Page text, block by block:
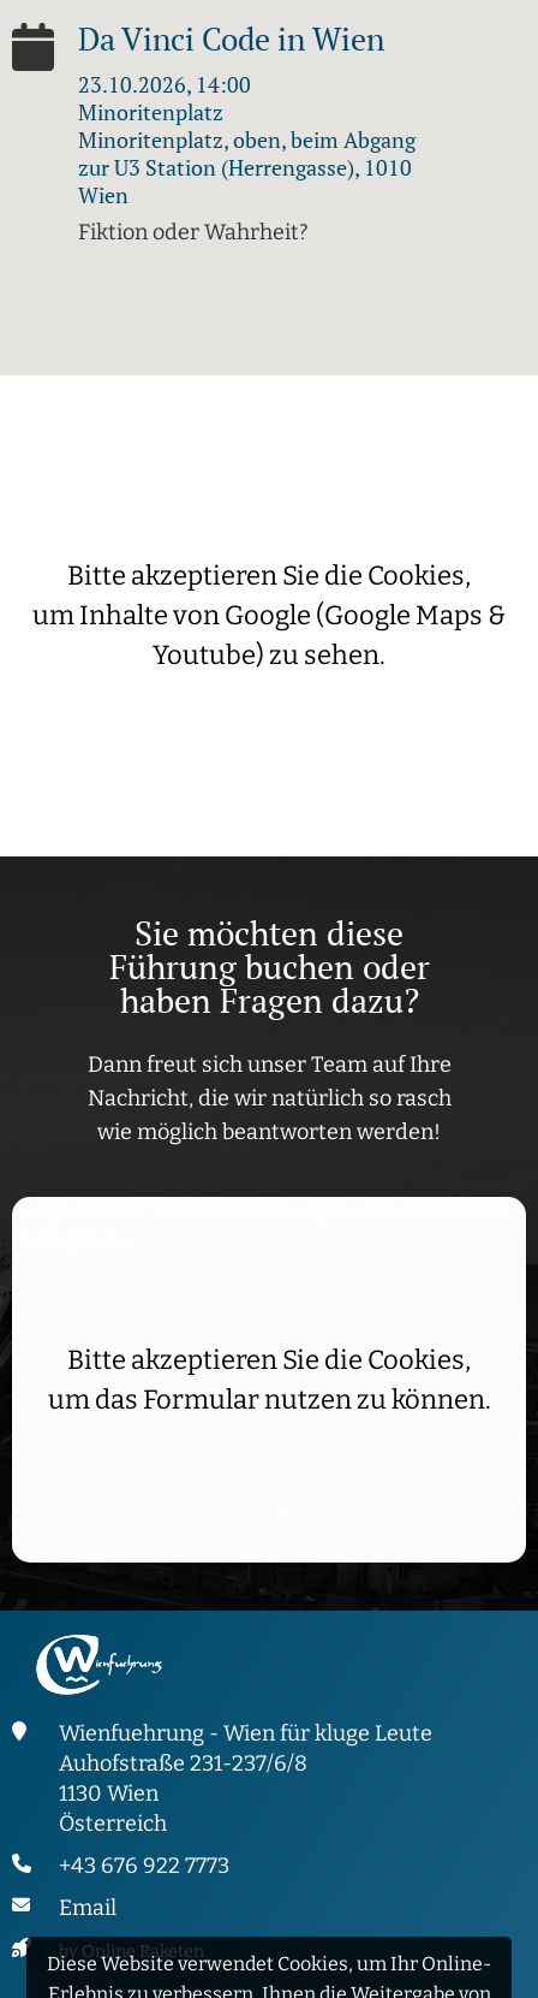
Diese Website verwendet Cookies, um Ihr Online-
Da Vinci Code in Wien
23.10.2026, 14:00
Minoritenplatz
Minoritenplatz, oben, beim Abgang
zur U3 Station (Herrengasse), 1010
Wien
Fiktion oder Wahrheit?
Bitte akzeptieren Sie die Cookies,
um Inhalte von Google (Google Maps &
Youtube) zu sehen.
Sie möchten diese
Führung buchen oder
haben Fragen dazu?
Dann freut sich unser Team auf Ihre
Nachricht, die wir natürlich so rasch
wie möglich beantworten werden!
Aufgrund Ihrer DSGVO Einstellungen wird dieser Inhalt
Bitte akzeptieren Sie die Cookies,
um das Formular nutzen zu können.
Wienfuehrung - Wien für kluge Leute
Auhofstraße 231-237/6/8
1130 Wien
Österreich
+43 676 922 7773
Email
by Online Raketen